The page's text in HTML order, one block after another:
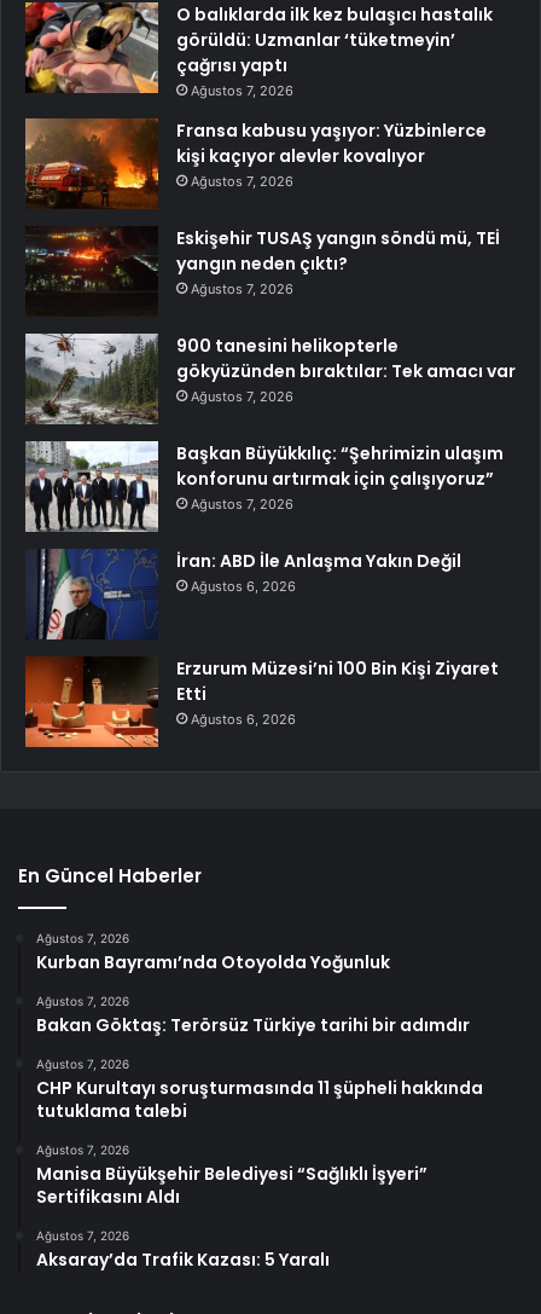
O balıklarda ilk kez bulaşıcı hastalık
görüldü: Uzmanlar ‘tüketmeyin’
çağrısı yaptı
Ağustos 7, 2026
Fransa kabusu yaşıyor: Yüzbinlerce
kişi kaçıyor alevler kovalıyor
Ağustos 7, 2026
Eskişehir TUSAŞ yangın söndü mü, TEİ
yangın neden çıktı?
Ağustos 7, 2026
900 tanesini helikopterle
gökyüzünden bıraktılar: Tek amacı var
Ağustos 7, 2026
Başkan Büyükkılıç: “Şehrimizin ulaşım
konforunu artırmak için çalışıyoruz”
Ağustos 7, 2026
İran: ABD İle Anlaşma Yakın Değil
Ağustos 6, 2026
Erzurum Müzesi’ni 100 Bin Kişi Ziyaret
Etti
Ağustos 6, 2026
En Güncel Haberler
Ağustos 7, 2026
Kurban Bayramı’nda Otoyolda Yoğunluk
Ağustos 7, 2026
Bakan Göktaş: Terörsüz Türkiye tarihi bir adımdır
Ağustos 7, 2026
CHP Kurultayı soruşturmasında 11 şüpheli hakkında
tutuklama talebi
Ağustos 7, 2026
Manisa Büyükşehir Belediyesi “Sağlıklı İşyeri”
Sertifikasını Aldı
Ağustos 7, 2026
Aksaray’da Trafik Kazası: 5 Yaralı